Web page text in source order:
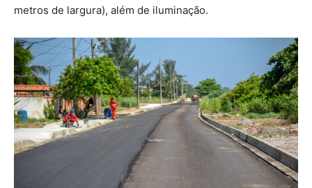
metros de largura), além de iluminação.